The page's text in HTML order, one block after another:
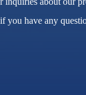
you have any